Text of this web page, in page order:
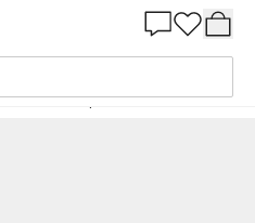
Bestill basert på NCS 1560-R90B